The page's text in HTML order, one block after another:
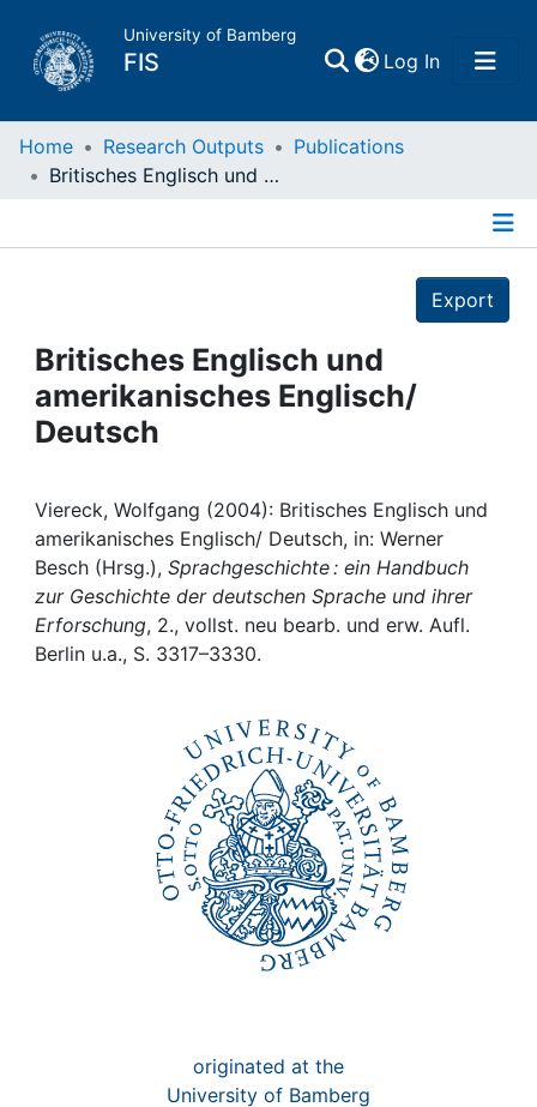
University of Bamberg
FIS Log In(current)
Home
Projects
People
Awards
My FIS
Help
Home Research Outputs
Publications
Britisches Englisch und amerikanisches Englisch/ Deutsch
Export
Britisches Englisch und
amerikanisches Englisch/
Deutsch
Viereck, Wolfgang (2004): Britisches Englisch und
amerikanisches Englisch/ Deutsch, in: Werner
Besch (Hrsg.), Sprachgeschichte : ein Handbuch
zur Geschichte der deutschen Sprache und ihrer
Erforschung, 2., vollst. neu bearb. und erw. Aufl.
Berlin u.a., S. 3317–3330.
originated at the
University of Bamberg